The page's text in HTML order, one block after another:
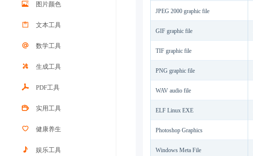
图片颜色
文本工具
数学工具
生成工具
PDF工具
实用工具
健康养生
娱乐工具
JPEG 2000 graphic file
GIF graphic file
TIF graphic file
PNG graphic file
WAV audio file
ELF Linux EXE
Photoshop Graphics
Windows Meta File